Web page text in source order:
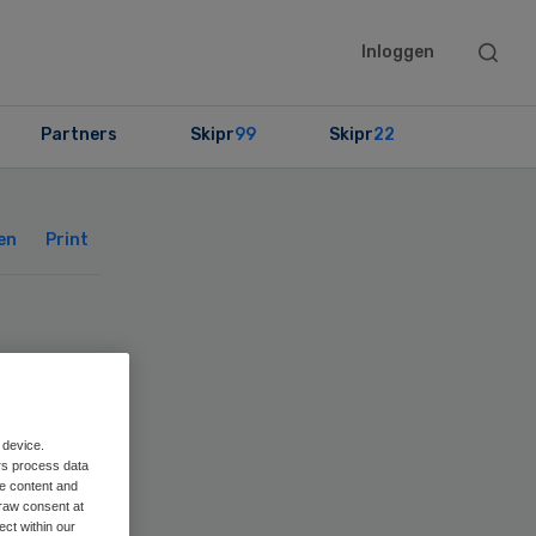
Inloggen
Search
Partners Skipr99 Skipr22
Print
process data
content and
consent at
within our